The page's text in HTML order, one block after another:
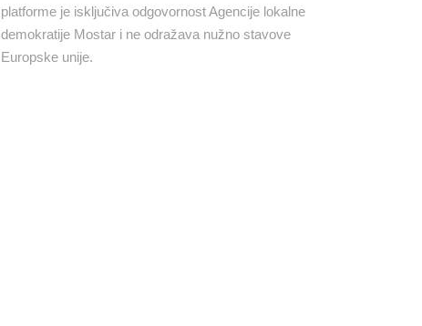
platforme je isključiva odgovornost Agencije lokalne
demokratije Mostar i ne odražava nužno stavove
Europske unije.